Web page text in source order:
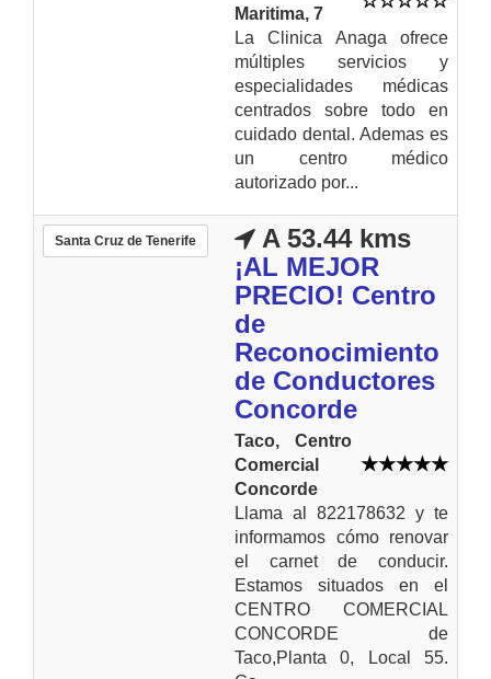
Maritima, 7
La Clinica Anaga ofrece
múltiples servicios y
especialidades médicas
centrados sobre todo en
cuidado dental. Ademas es
un centro médico
autorizado por...
Santa Cruz de Tenerife
A 53.44 kms
¡AL MEJOR
PRECIO! Centro
de
Reconocimiento
de Conductores
Concorde
Taco, Centro
Comercial
Concorde
Llama al 822178632 y te
informamos cómo renovar
el carnet de conducir.
Estamos situados en el
CENTRO COMERCIAL
CONCORDE de
Taco,Planta 0, Local 55.